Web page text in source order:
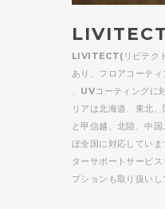
LIVITECT(リビテク
あり、フロアコーテ
、UVコーティングに
リアは北海道、東北
と甲信越、北陸、中
ぼ全国に対応してい
ターサポートサービ
プションも取り扱いし